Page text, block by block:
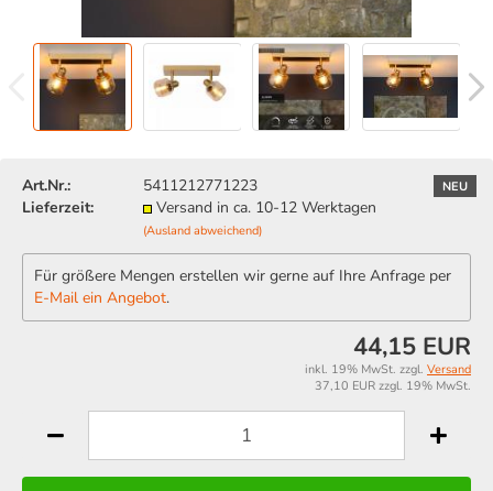
NEU
Art.Nr.:
5411212771223
Lieferzeit:
Versand in ca. 10-12 Werktagen
(Ausland abweichend)
Für größere Mengen erstellen wir gerne auf Ihre Anfrage per
E-Mail ein Angebot.
44,15 EUR
inkl. 19% MwSt. zzgl. Versand
37,10 EUR zzgl. 19% MwSt.